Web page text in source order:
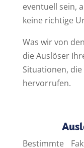
eventuell sein,
keine richtige
Was wir von
die Auslöser
Situationen,
hervorrufen.
Bestimmte